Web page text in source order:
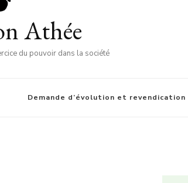
Athée
du pouvoir dans la société
Demande d’évolution et revendication